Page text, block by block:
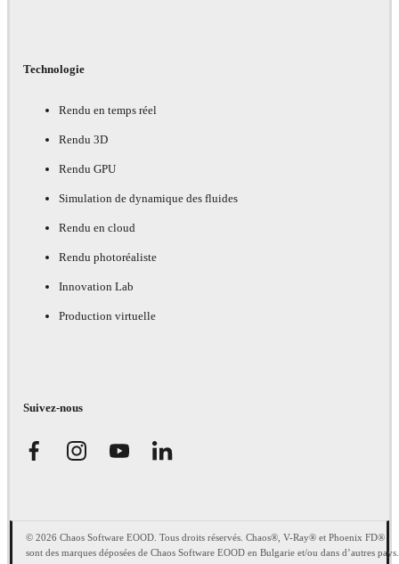
Technologie
Rendu en temps réel
Rendu 3D
Rendu GPU
Simulation de dynamique des fluides
Rendu en cloud
Rendu photoréaliste
Innovation Lab
Production virtuelle
Suivez-nous
© 2026 Chaos Software EOOD. Tous droits réservés. Chaos®, V-Ray® et Phoenix FD®
sont des marques déposées de Chaos Software EOOD en Bulgarie et/ou dans d’autres pays.